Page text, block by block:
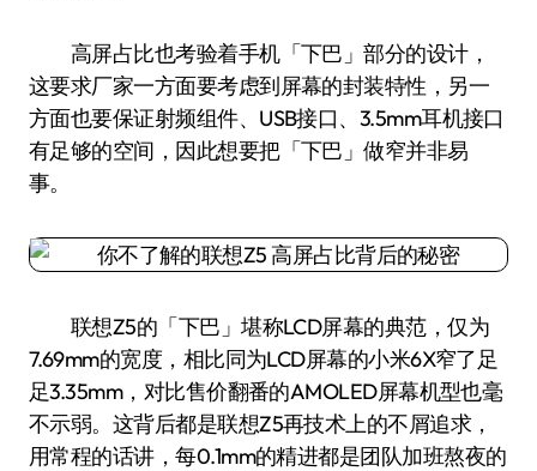
高屏占比也考验着手机「下巴」部分的设计，
这要求厂家一方面要考虑到屏幕的封装特性，另一
方面也要保证射频组件、USB接口、3.5mm耳机接口
有足够的空间，因此想要把「下巴」做窄并非易
事。
联想Z5的「下巴」堪称LCD屏幕的典范，仅为
7.69mm的宽度，相比同为LCD屏幕的小米6X窄了足
足3.35mm，对比售价翻番的AMOLED屏幕机型也毫
不示弱。这背后都是联想Z5再技术上的不屑追求，
用常程的话讲，每0.1mm的精进都是团队加班熬夜的